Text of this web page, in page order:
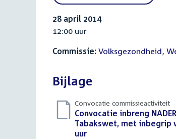
28 april 2014
12:00 uur
Commissie: Volksgezondheid,
Bijlage
Convocatie commissieactiviteit
Download
bestand:
Convocatie inbreng
Tabakswet, met inbegrip
uur